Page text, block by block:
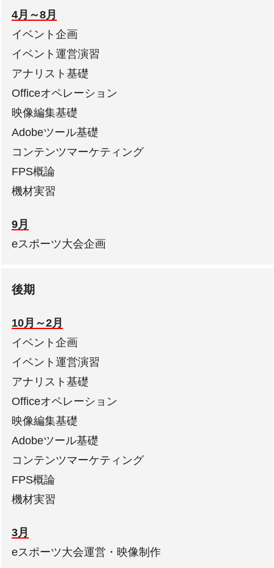
4月～8月
イベント企画
イベント運営演習
アナリスト基礎
Officeオペレーション
映像編集基礎
Adobeツール基礎
コンテンツマーケティング
FPS概論
機材実習
9月
eスポーツ大会企画
後期
10月～2月
イベント企画
イベント運営演習
アナリスト基礎
Officeオペレーション
映像編集基礎
Adobeツール基礎
コンテンツマーケティング
FPS概論
機材実習
3月
eスポーツ大会運営・映像制作